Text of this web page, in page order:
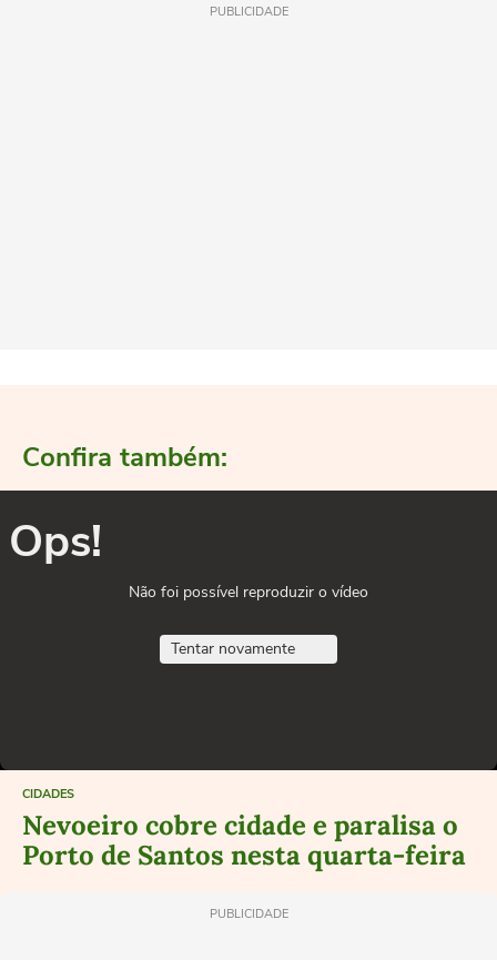
PUBLICIDADE
Confira também:
Ops!
Não foi possível reproduzir o vídeo
Tentar novamente
CIDADES
Nevoeiro cobre cidade e paralisa o
Porto de Santos nesta quarta-feira
PUBLICIDADE